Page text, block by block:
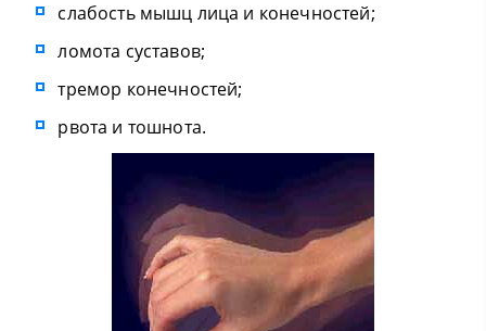
слабость мышц лица и конечностей;
ломота суставов;
тремор конечностей;
рвота и тошнота.